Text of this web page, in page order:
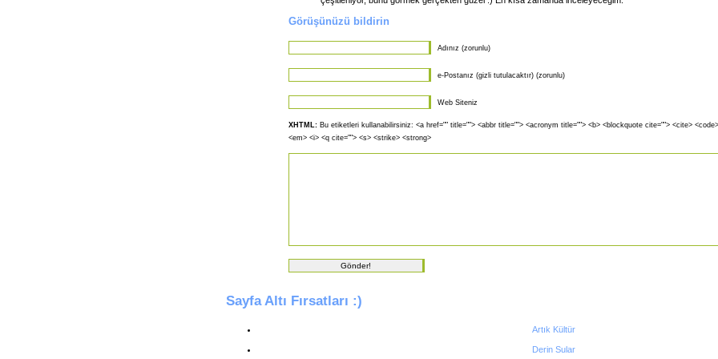
Görüşünüzü bildirin
Adınız (zorunlu)
e-Postanız (gizli tutulacaktır) (zorunlu)
Web Siteniz
XHTML:Bu etiketleri kullanabilirsiniz: <a href="" title=""> <abbr title=""> <acronym title=""> <b> <blockquote cite=""> <cite>
<em> <i> <q cite=""> <s> <strike> <strong>
Sayfa Altı Fırsatları :)
Artık Kültür
Derin Sular